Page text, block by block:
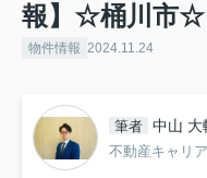
報】☆桶川市☆
物件情報 2024.11.24
筆者 中山 大
不動産キャリ